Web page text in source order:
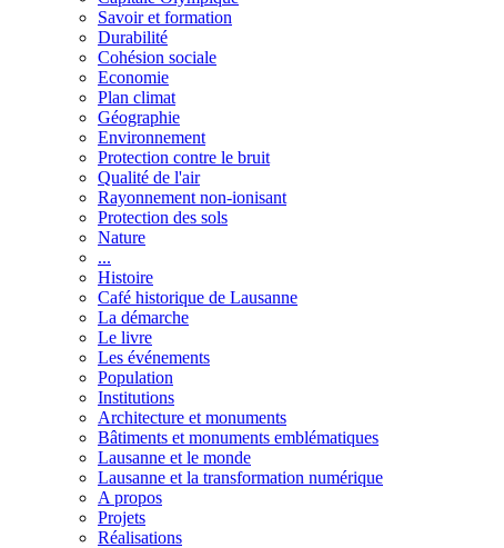
Savoir et formation
Durabilité
Cohésion sociale
Economie
Plan climat
Géographie
Environnement
Protection contre le bruit
Qualité de l'air
Rayonnement non-ionisant
Protection des sols
Nature
...
Histoire
Café historique de Lausanne
La démarche
Le livre
Les événements
Population
Institutions
Architecture et monuments
Bâtiments et monuments emblématiques
Lausanne et le monde
Lausanne et la transformation numérique
A propos
Projets
Réalisations